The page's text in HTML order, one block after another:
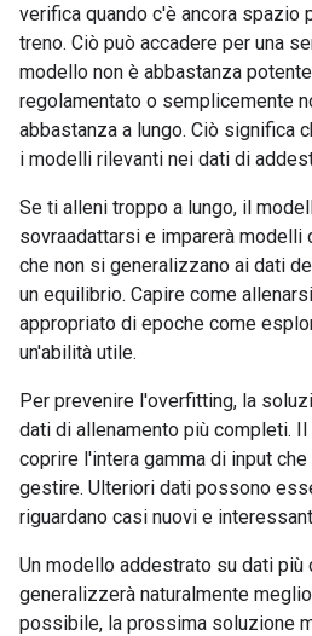
verifica quando c'è ancora spazio
treno. Ciò può accadere per una
modello non è abbastanza
regolamentato o semplicemente
abbastanza a lungo. Ciò significa
i modelli rilevanti nei dati di
Se ti alleni troppo a lungo, il
sovraadattarsi e imparerà modelli
che non si generalizzano ai dati
un equilibrio. Capire come
appropriato di epoche come
un'abilità utile.
Per prevenire l'overfitting, la
dati di allenamento più completi.
coprire l'intera gamma di input
gestire. Ulteriori dati possono
riguardano casi nuovi e
Un modello addestrato su dati
generalizzerà naturalmente
possibile, la prossima soluzione